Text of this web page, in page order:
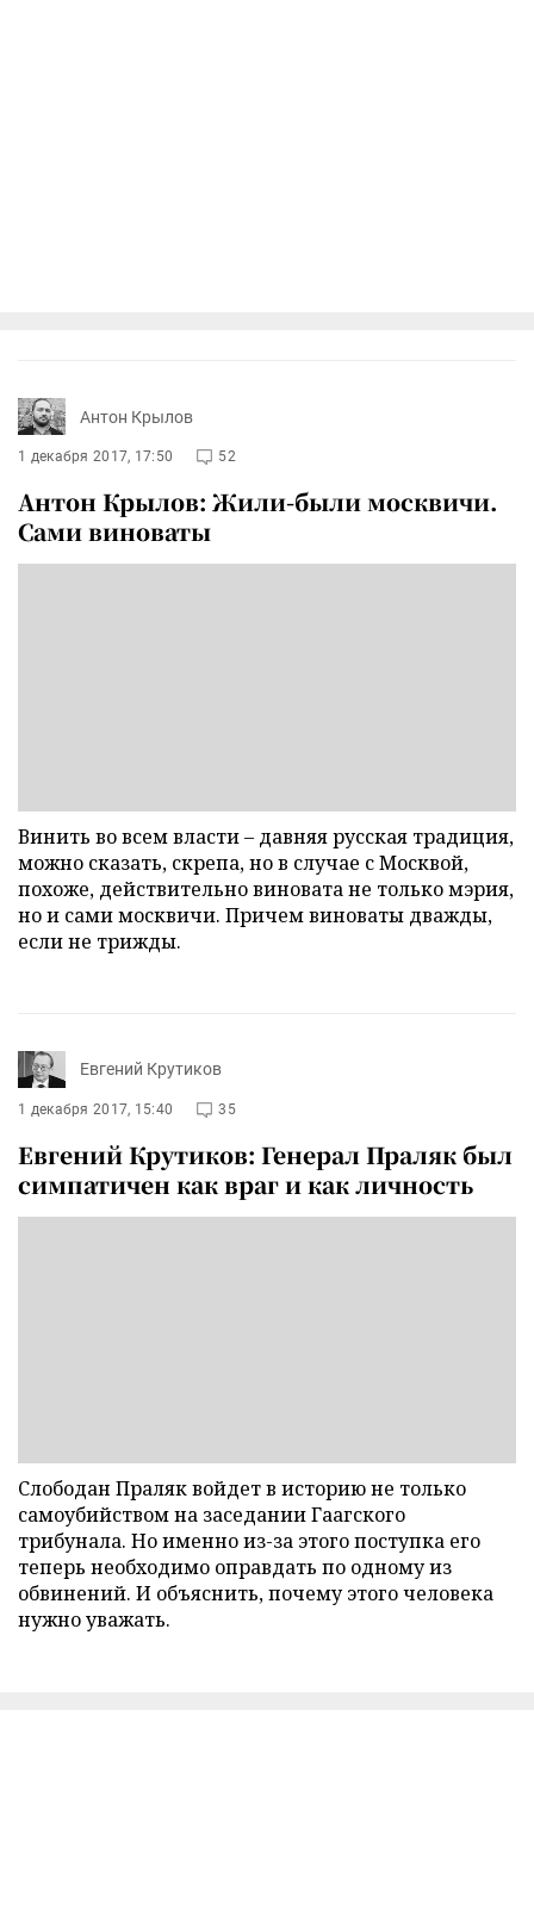
Антон Крылов
1 декабря 2017, 17:50 52
Антон Крылов: Жили-были москвичи.
Сами виноваты
Винить во всем власти – давняя русская традиция,
можно сказать, скрепа, но в случае с Москвой,
похоже, действительно виновата не только мэрия,
но и сами москвичи. Причем виноваты дважды,
если не трижды.
Евгений Крутиков
1 декабря 2017, 15:40 35
Евгений Крутиков: Генерал Праляк был
симпатичен как враг и как личность
Слободан Праляк войдет в историю не только
самоубийством на заседании Гаагского
трибунала. Но именно из-за этого поступка его
теперь необходимо оправдать по одному из
обвинений. И объяснить, почему этого человека
нужно уважать.